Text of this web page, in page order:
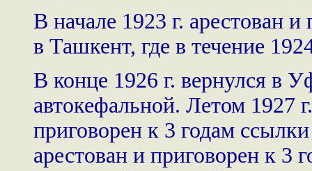
В начале 1923 г. арестован
в Ташкент, где в течение
В конце 1926 г. вернулся в
автокефальной. Летом 1927
приговорен к 3 годам
арестован и приговорен к